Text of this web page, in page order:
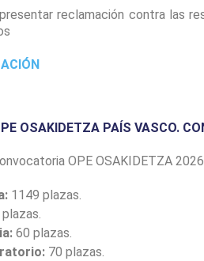
reclamación contra las
OSAKIDETZA PAÍS VASCO.
OPE OSAKIDETZA
1149 plazas.
60 plazas.
70 plazas.